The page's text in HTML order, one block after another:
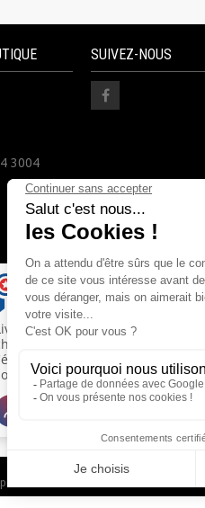
3004
SUIVEZ-NOUS
vérifier